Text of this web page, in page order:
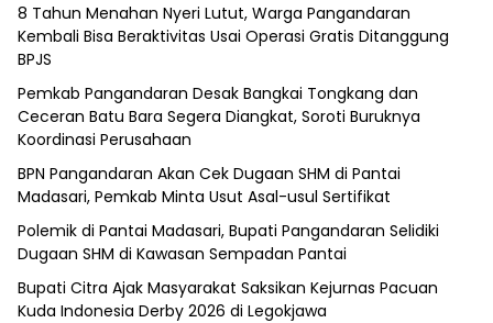
8 Tahun Menahan Nyeri Lutut, Warga Pangandaran
Kembali Bisa Beraktivitas Usai Operasi Gratis Ditanggung
BPJS
Pemkab Pangandaran Desak Bangkai Tongkang dan
Ceceran Batu Bara Segera Diangkat, Soroti Buruknya
Koordinasi Perusahaan
BPN Pangandaran Akan Cek Dugaan SHM di Pantai
Madasari, Pemkab Minta Usut Asal-usul Sertifikat
Polemik di Pantai Madasari, Bupati Pangandaran Selidiki
Dugaan SHM di Kawasan Sempadan Pantai
Bupati Citra Ajak Masyarakat Saksikan Kejurnas Pacuan
Kuda Indonesia Derby 2026 di Legokjawa